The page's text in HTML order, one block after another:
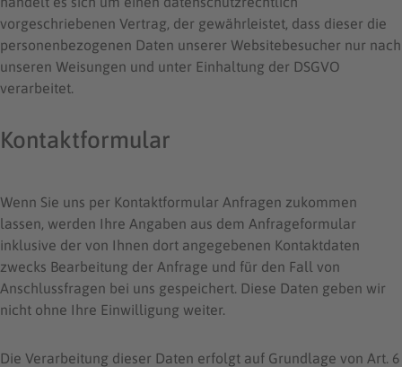
vorgeschriebenen Vertrag, der gewährleistet, dass dieser die
personenbezogenen Daten unserer Websitebesucher nur nach
unseren Weisungen und unter Einhaltung der DSGVO
verarbeitet.
Kontaktformular
Wenn Sie uns per Kontaktformular Anfragen zukommen
lassen, werden Ihre Angaben aus dem Anfrageformular
inklusive der von Ihnen dort angegebenen Kontaktdaten
zwecks Bearbeitung der Anfrage und für den Fall von
Anschlussfragen bei uns gespeichert. Diese Daten geben wir
nicht ohne Ihre Einwilligung weiter.
Die Verarbeitung dieser Daten erfolgt auf Grundlage von Art. 6